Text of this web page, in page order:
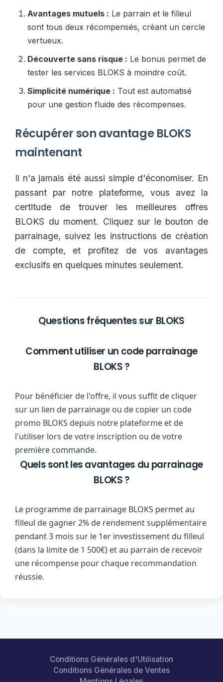
Avantages mutuels : Le parrain et le filleul
sont tous deux récompensés, créant un cercle
vertueux.
Découverte sans risque : Le bonus permet de
tester les services BLOKS à moindre coût.
Simplicité numérique : Tout est automatisé
pour une gestion fluide des récompenses.
Récupérer son avantage BLOKS
maintenant
Il n'a jamais été aussi simple d'économiser. En
passant par notre plateforme, vous avez la
certitude de trouver les meilleures offres
BLOKS du moment. Cliquez sur le bouton de
parrainage, suivez les instructions de création
de compte, et profitez de vos avantages
exclusifs en quelques minutes seulement.
Questions fréquentes sur BLOKS
Comment utiliser un code parrainage
BLOKS ?
Pour bénéficier de l'offre, il vous suffit de cliquer
sur un lien de parrainage ou de copier un code
promo BLOKS depuis notre plateforme et de
l'utiliser lors de votre inscription ou de votre
première commande.
Quels sont les avantages du parrainage
BLOKS ?
Le programme de parrainage BLOKS permet au
filleul de gagner 2% de rendement supplémentaire
pendant 3 mois sur le 1er investissement du filleul
(dans la limite de 1 500€) et au parrain de recevoir
une récompense pour chaque recommandation
réussie.
Conditions Générales d'Utilisation
Conditions Générales de Ventes